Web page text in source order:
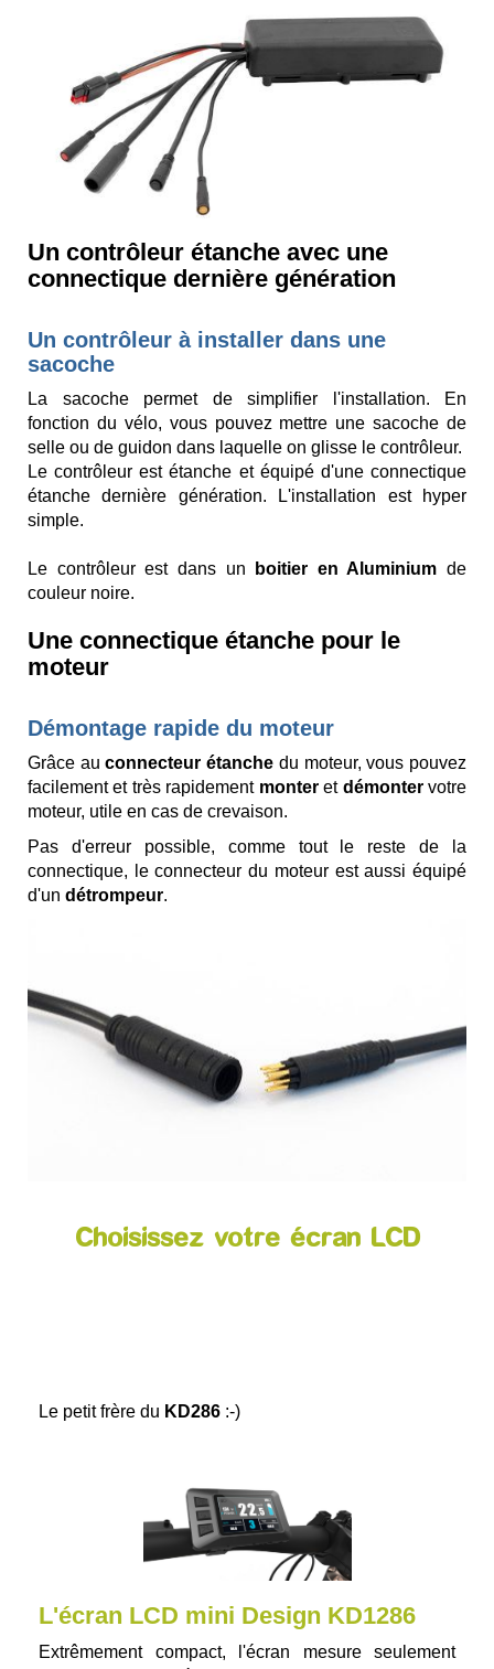
Un contrôleur étanche avec une
connectique dernière génération
Un contrôleur à installer dans une
sacoche
La sacoche permet de simplifier l'installation. En
fonction du vélo, vous pouvez mettre une sacoche de
selle ou de guidon dans laquelle on glisse le contrôleur.
Le contrôleur est étanche et équipé d'une connectique
étanche dernière génération. L'installation est hyper
simple.
Le contrôleur est dans un boitier en Aluminium de
couleur noire.
Une connectique étanche pour le
moteur
Démontage rapide du moteur
Grâce auconnecteur étanche du moteur, vous pouvez
facilement et très rapidement monteret démontervotre
moteur, utile en cas de crevaison.
Pas d'erreur possible, comme tout le reste de la
connectique, le connecteur du moteur est aussi équipé
d'un détrompeur.
Choisissez votre écran LCD
Le petit frère du KD286 :-)
L'écran LCD mini Design KD1286
Extrêmement compact, l'écran mesure seulement